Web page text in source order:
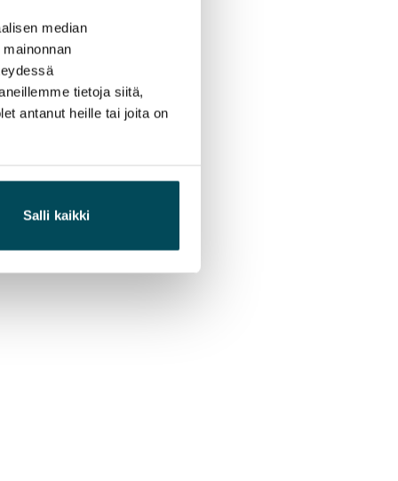
median
tietoja siitä,
antanut heille tai joita on
Salli kaikki